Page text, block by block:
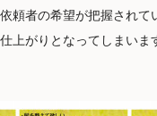
頼者の希望が把握されて
上がりとなってしまいま